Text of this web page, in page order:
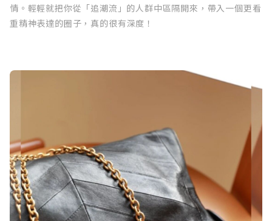
情。輕輕就把你從「追潮流」的人群中區隔開來，帶入一個更看
重精神表達的圈子，真的很有深度！